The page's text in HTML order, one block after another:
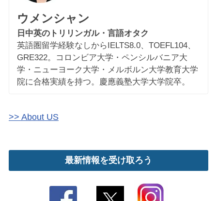
ウメンシャン
日中英のトリリンガル・言語オタク
英語圏留学経験なしからIELTS8.0、TOEFL104、
GRE322。コロンビア大学・ペンシルバニア大
学・ニューヨーク大学・メルボルン大学教育大学
院に合格実績を持つ。慶應義塾大学大学院卒。
>> About US
最新情報を受け取ろう